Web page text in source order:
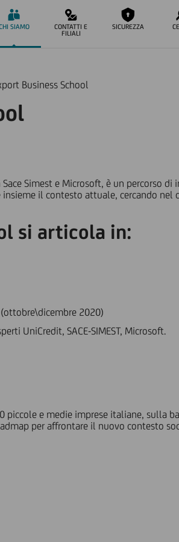
SIAMO CONTATTI E
FILIALI
SICUREZZA
Business School
Simest e Microsoft, è un percorso
il contesto attuale, cercando
si articola in:
2020)
UniCredit, SACE-SIMEST, Microsoft.
e medie imprese italiane, sulla
per affrontare il nuovo contesto